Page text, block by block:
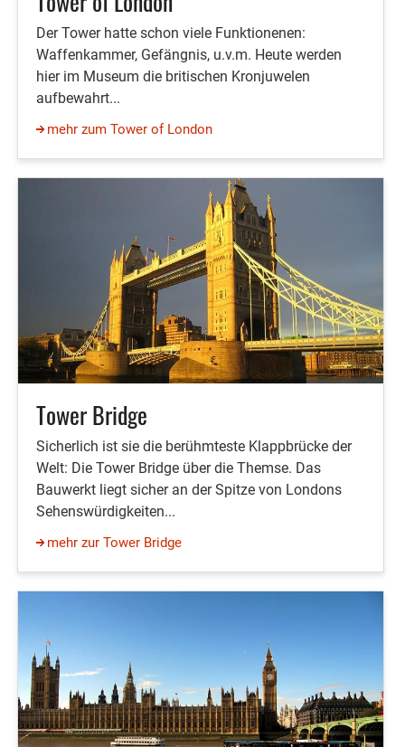
Der Tower hatte schon viele Funktionenen:
Waffenkammer, Gefängnis, u.v.m. Heute werden
hier im Museum die britischen Kronjuwelen
aufbewahrt...
mehr zum Tower of London
Tower Bridge
Sicherlich ist sie die berühmteste Klappbrücke der
Welt: Die Tower Bridge über die Themse. Das
Bauwerkt liegt sicher an der Spitze von Londons
Sehenswürdigkeiten...
mehr zur Tower Bridge